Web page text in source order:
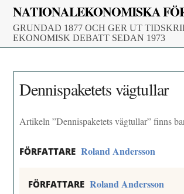
Skip
content
NATIONALEKONOMISKA
GRUNDAD 1877 OCH GER UT
EKONOMISK DEBATT SEDAN 1973
Dennispaketets vägtullar
Artikeln ”Dennispaketets vägtullar” finns
FÖRFATTARE Roland Andersson
FÖRFATTARE Roland Andersson